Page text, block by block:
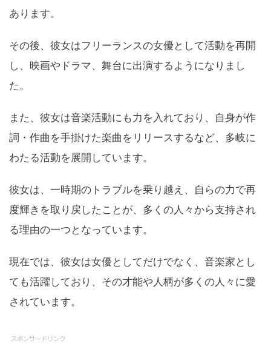
あります。
その後、彼女はフリーランスの女優として活動を再開
し、映画やドラマ、舞台に出演するようになりまし
た。
また、彼女は音楽活動にも力を入れており、自身が作
詞・作曲を手掛けた楽曲をリリースするなど、多岐に
わたる活動を展開しています。
彼女は、一時期のトラブルを乗り越え、自らの力で再
度輝きを取り戻したことが、多くの人々から支持され
る理由の一つとなっています。
現在では、彼女は女優としてだけでなく、音楽家とし
ても活躍しており、その才能や人柄が多くの人々に愛
されています。